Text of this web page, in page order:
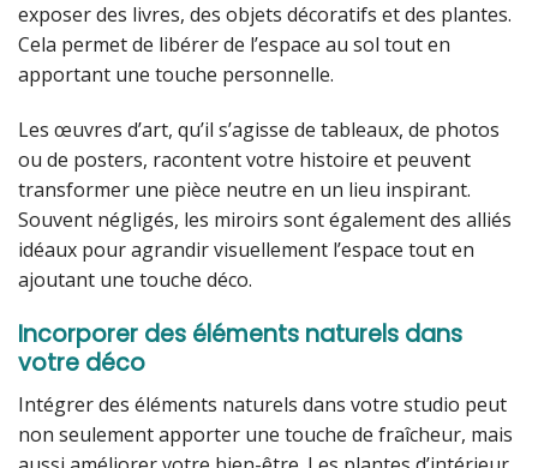
exposer des livres, des objets décoratifs et des plantes.
Cela permet de libérer de l’espace au sol tout en
apportant une touche personnelle.
Les œuvres d’art, qu’il s’agisse de tableaux, de photos
ou de posters, racontent votre histoire et peuvent
transformer une pièce neutre en un lieu inspirant.
Souvent négligés, les miroirs sont également des alliés
idéaux pour agrandir visuellement l’espace tout en
ajoutant une touche déco.
Incorporer des éléments naturels dans
votre déco
Intégrer des éléments naturels dans votre studio peut
non seulement apporter une touche de fraîcheur, mais